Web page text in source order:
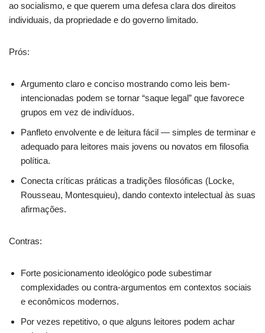
ao socialismo, e que querem uma defesa clara dos direitos
individuais, da propriedade e do governo limitado.
Prós:
Argumento claro e conciso mostrando como leis bem-
intencionadas podem se tornar “saque legal” que favorece
grupos em vez de indivíduos.
Panfleto envolvente e de leitura fácil — simples de terminar e
adequado para leitores mais jovens ou novatos em filosofia
política.
Conecta críticas práticas a tradições filosóficas (Locke,
Rousseau, Montesquieu), dando contexto intelectual às suas
afirmações.
Contras:
Forte posicionamento ideológico pode subestimar
complexidades ou contra-argumentos em contextos sociais
e econômicos modernos.
Por vezes repetitivo, o que alguns leitores podem achar